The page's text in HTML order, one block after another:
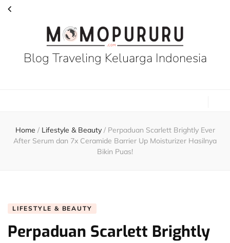
Blog Traveling Keluarga Indonesia
Home / Lifestyle & Beauty / Perpaduan Scarlett Brightly Ever
After Serum dan 7x Ceramide Barrier Up Moisturizer Hasilnya
Bikin Puas!
LIFESTYLE & BEAUTY
Perpaduan Scarlett Brightly